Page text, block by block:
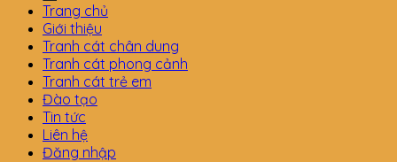
Trang chủ
Giới thiệu
Tranh cát chân dung
Tranh cát phong cảnh
Tranh cát trẻ em
Đào tạo
Tin tức
Liên hệ
Đăng nhập